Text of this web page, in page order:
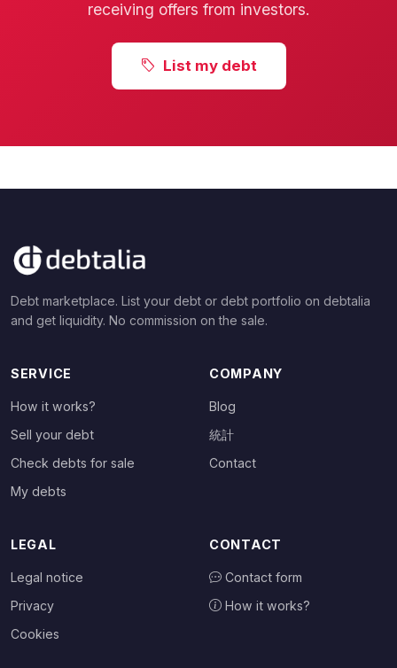
receiving offers from investors.
List my debt
Debt marketplace. List your debt or debt portfolio on debtalia
and get liquidity. No commission on the sale.
SERVICE
How it works?
Sell your debt
Check debts for sale
My debts
COMPANY
Blog
統計
Contact
LEGAL
Legal notice
Privacy
Cookies
CONTACT
Contact form
How it works?